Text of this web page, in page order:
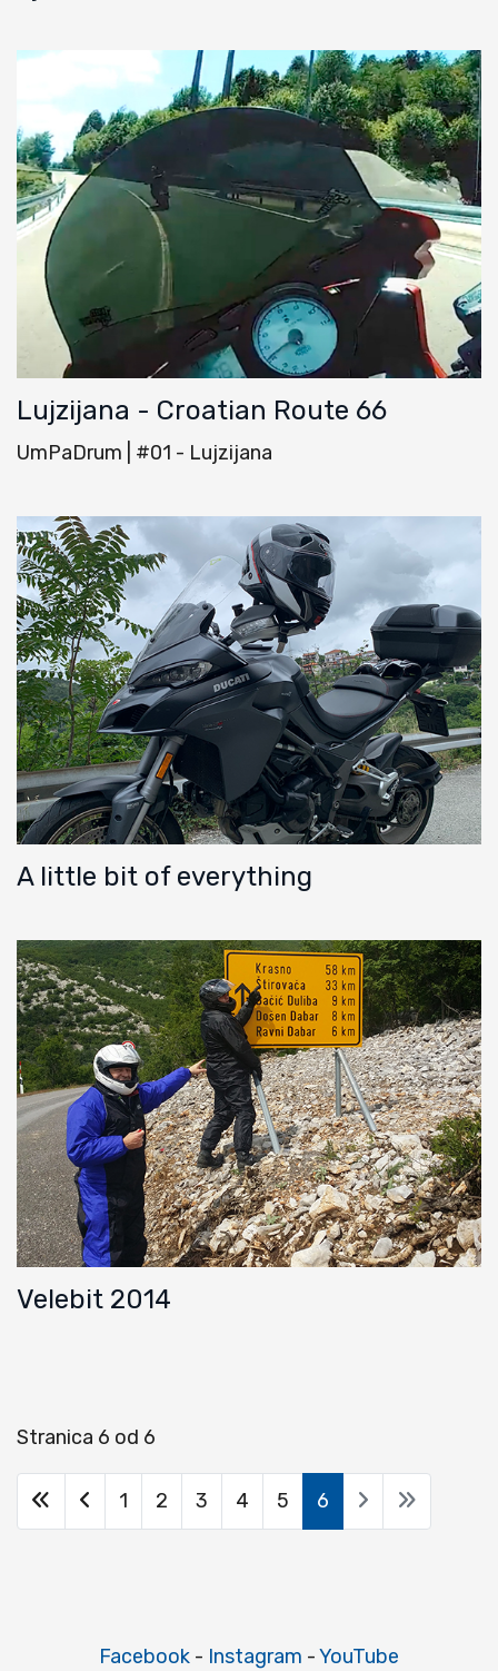
Lujzijana - Croatian Route 66
UmPaDrum | #01 - Lujzijana
A little bit of everything
Velebit 2014
Stranica 6 od 6
1 2 3 4 5 6
Facebook - Instagram -YouTube